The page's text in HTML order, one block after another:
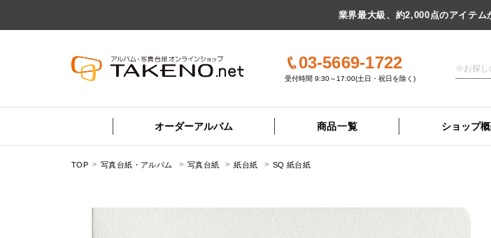
業界最大級、約2,000点のアイテム
03-5669-1722
受付時間 9:30～17:00(土日・祝日を除く)
オーダーアルバム 商品一覧 ショップ
TOP 写真台紙・アルバム 写真台紙 紙台紙 SQ 紙台紙